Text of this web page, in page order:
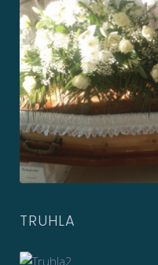
TRUHLA